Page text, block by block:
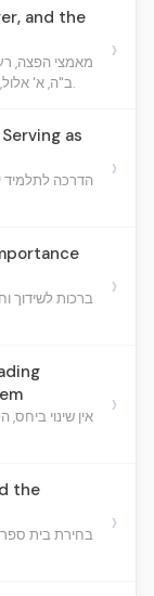
and the
מאמצי הפצה,
ב"ה, א' אלול, תשכ"א ברוקלין.
›
as
הדרכה
›
ברכות לשידוך
›
אין שינוי
›
the
בחירת בית ספר
›